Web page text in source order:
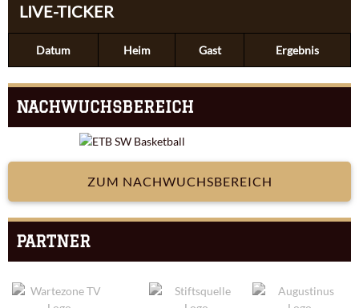
LIVE-TICKER
Datum Heim Gast Ergebnis
NACHWUCHSBEREICH
ZUM NACHWUCHSBEREICH
PARTNER